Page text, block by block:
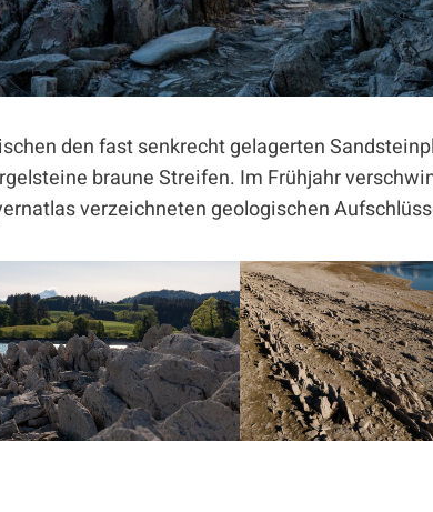
den fast senkrecht gelagerten
braune Streifen. Im Frühjahr
verzeichneten geologischen